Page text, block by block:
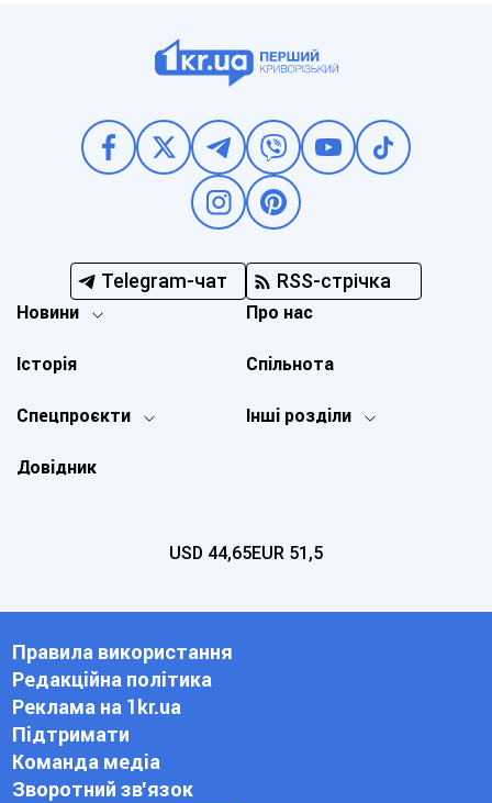
Telegram-чат RSS-стрічка
Новини
Спецпроєкти Інші розділи
Історія
Про нас
Довідник
Спільнота
USD 44,65EUR 51,5
Правила використання
Редакційна політика
Реклама на 1kr.ua
Підтримати
Команда медіа
Зворотний зв'язок